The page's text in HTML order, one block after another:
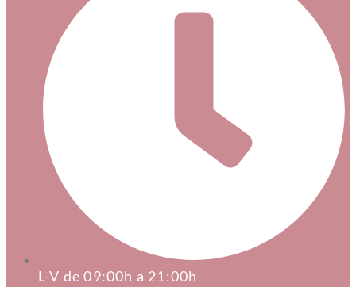
L-V de 09:00h a 21:00h